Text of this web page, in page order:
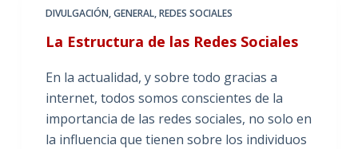
DIVULGACIÓN,GENERAL,REDES SOCIALES
La Estructura de las Redes Sociales
En la actualidad, y sobre todo gracias a
internet, todos somos conscientes de la
importancia de las redes sociales, no solo en
la influencia que tienen sobre los individuos